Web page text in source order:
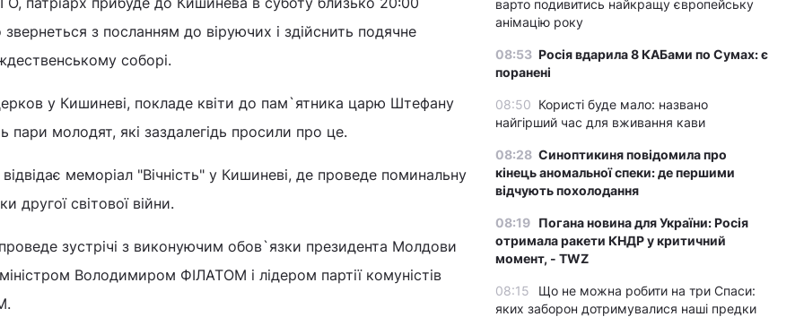
звернеться з посланням до віруючих і здійснить подячне
соборі.
церков у Кишиневі, покладе квіти до пам`ятника царю Штефану
пари молодят, які заздалегідь просили про це.
меморіал "Вічність" у Кишиневі, де проведе поминальну
другої світової війни.
зустрічі з виконуючим обов`язки президента Молдови
Володимиром ФІЛАТОМ і лідером партії комуністів
варто подивитись найкращу європейську
анімацію року
08:53 Росія вдарила 8 КАБами по Сумах: є
поранені
08:50 Користі буде мало: названо
найгірший час для вживання кави
08:28 Синоптикиня повідомила про
кінець аномальної спеки: де першими
відчують похолодання
08:19 Погана новина для України: Росія
отримала ракети КНДР у критичний
момент, - TWZ
08:15
Що не можна робити на три Спаси:
яких заборон дотримувалися наші предки